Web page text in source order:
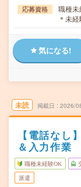
応募資格
職種未
＊未
気になる!
未読 掲載日 2026/
【電話なし
＆入力作業
職種未経験OK
派遣